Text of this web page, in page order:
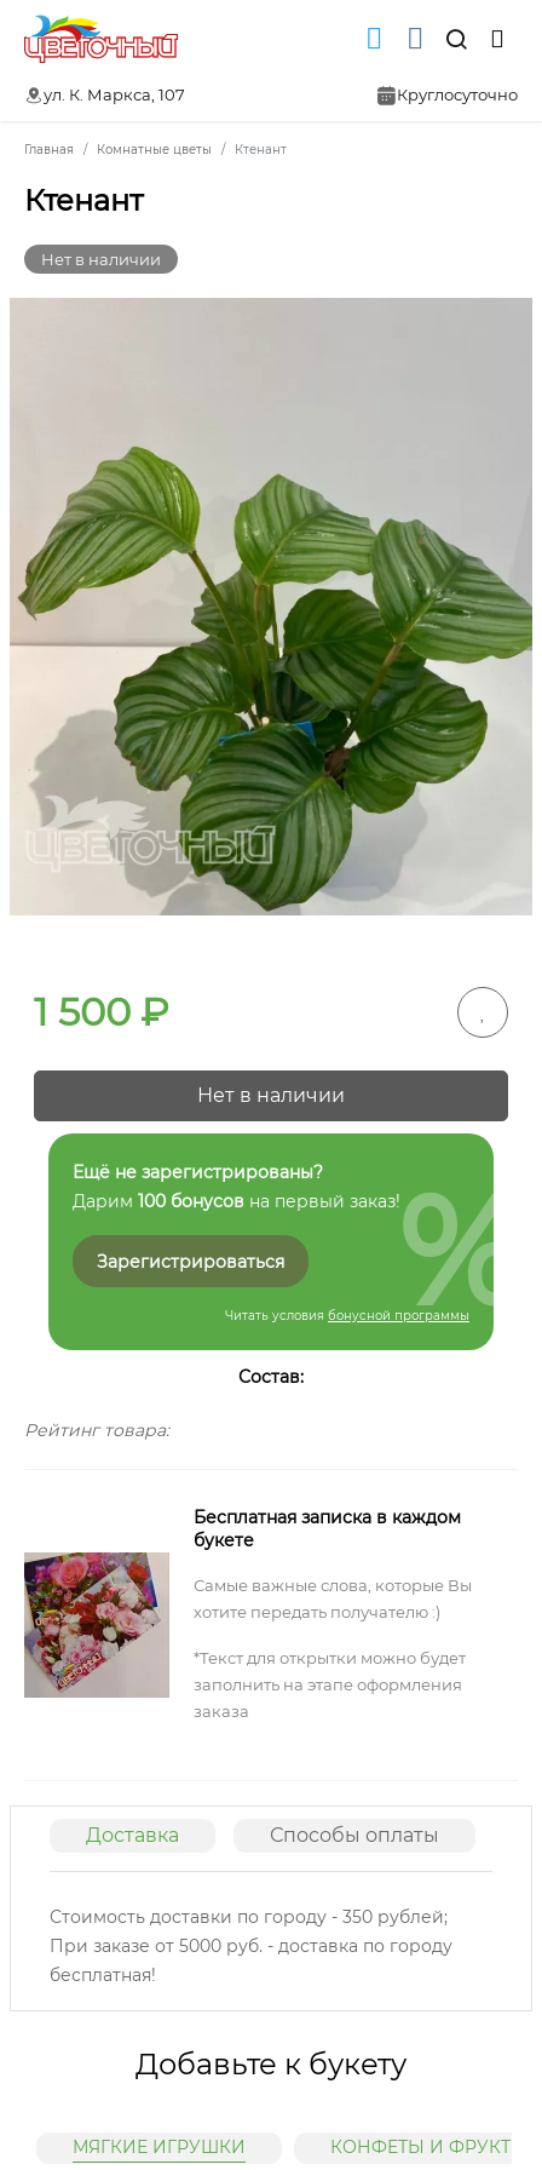
ул. К. Маркса, 107 Круглосуточно
Главная Комнатные цветы Ктенант
Ктенант
Нет в наличии
1 500 ₽
Нет в наличии
Ещё не зарегистрированы?
Дарим 100 бонусов на первый заказ!
Зарегистрироваться
Читать условия бонусной программы
%
Состав:
Рейтинг товара:
Бесплатная записка в каждом
букете
Самые важные слова, которые Вы
хотите передать получателю :)
*Текст для открытки можно будет
заполнить на этапе оформления
заказа
Доставка Способы оплаты
Стоимость доставки по городу - 350 рублей;
При заказе от 5000 руб. - доставка по городу
бесплатная!
Добавьте к букету
МЯГКИЕ ИГРУШКИ КОНФЕТЫ И ФРУКТЫ